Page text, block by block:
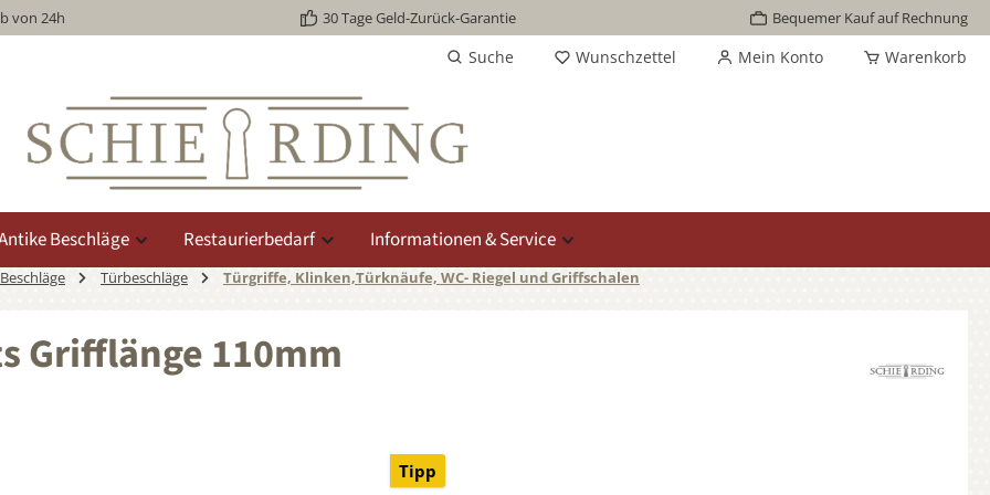
von 24h 30 Tage Geld-Zurück-Garantie Bequemer Kauf auf Rechnung
Suche Wunschzettel Mein Konto Warenkorb
Beschläge Restaurierbedarf Informationen & Service
Türbeschläge Türgriffe, Klinken,Türknäufe, WC- Riegel und Griffschalen
Grifflänge 110mm
Tipp